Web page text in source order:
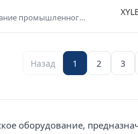
V51815 (XYLEM) — оборудование промышленного класса с гарантией качества. Надежная конструкция, продолжительный срок службы, соответствие международным стандартам. Используется в промышленной автоматике, системах диспетчеризации, производственном оборудовании. Доставка по России, консультация специалиста.
Назад 1 2 3
оборудование,